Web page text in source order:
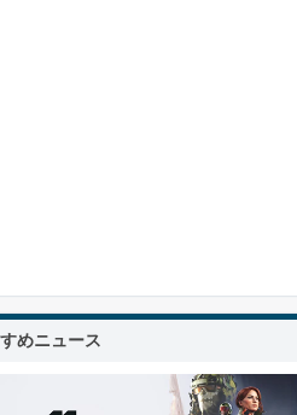
めニュース